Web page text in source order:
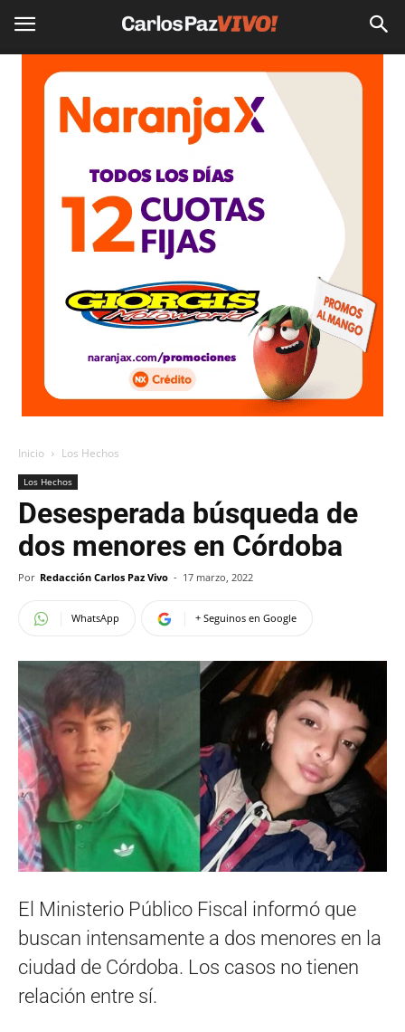
Inicio Los Hechos
Los Hechos
Desesperada búsqueda de
dos menores en Córdoba
Por Redacción Carlos Paz Vivo - 17 marzo, 2022
WhatsApp + Seguinos en Google
El Ministerio Público Fiscal informó que
buscan intensamente a dos menores en la
ciudad de Córdoba. Los casos no tienen
relación entre sí.